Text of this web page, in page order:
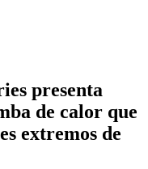
presenta
de calor que
extremos de